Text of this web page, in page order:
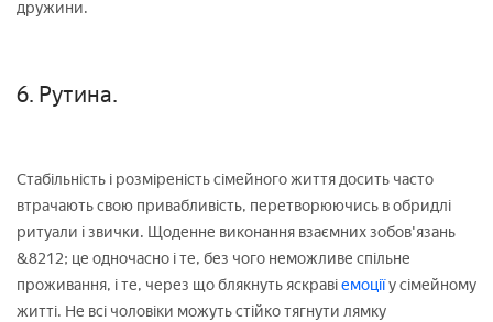
дружини.
6. Рутина.
Стабільність і розміреність сімейного життя досить часто
втрачають свою привабливість, перетворюючись в обридлі
ритуали і звички. Щоденне виконання взаємних зобов'язань
&8212; це одночасно і те, без чого неможливе спільне
проживання, і те, через що блякнуть яскравіемоціїу сімейному
житті. Не всі чоловіки можуть стійко тягнути лямку